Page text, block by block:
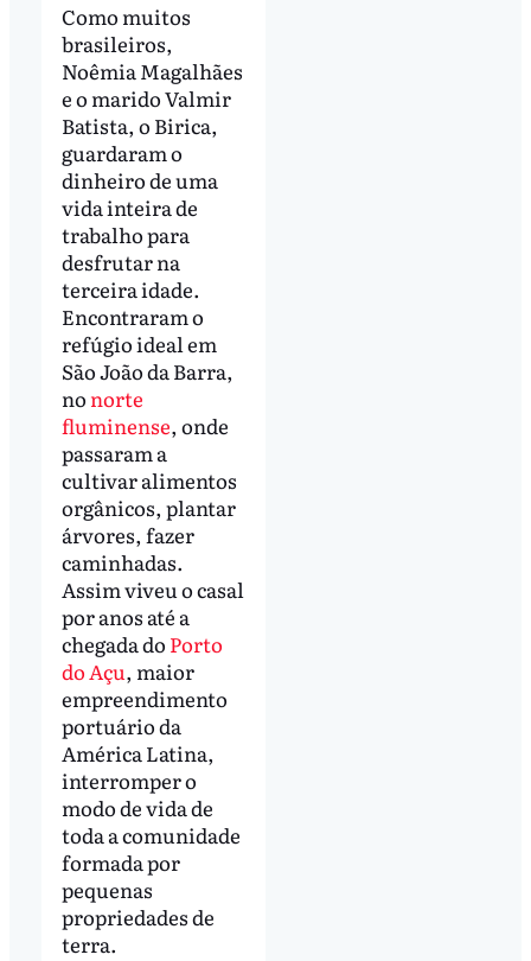
Como muitos
brasileiros,
Noêmia Magalhães
e o marido Valmir
Batista, o Birica,
guardaram o
dinheiro de uma
vida inteira de
trabalho para
desfrutar na
terceira idade.
Encontraram o
refúgio ideal em
São João da Barra,
no norte
fluminense, onde
passaram a
cultivar alimentos
orgânicos, plantar
árvores, fazer
caminhadas.
Assim viveu o casal
por anos até a
chegada do Porto
do Açu, maior
empreendimento
portuário da
América Latina,
interromper o
modo de vida de
toda a comunidade
formada por
pequenas
propriedades de
terra.